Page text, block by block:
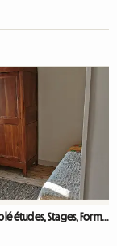
Studio Meublé études, Stages, Formations, Teletravail